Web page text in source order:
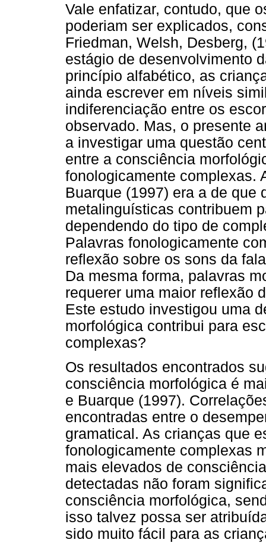
Vale enfatizar, contudo, que
poderiam ser explicados,
Friedman, Welsh, Desberg,
estágio de desenvolvimento
princípio alfabético, as
ainda escrever em níveis
indiferenciação entre os
observado. Mas, o presente
a investigar uma questão
entre a consciência
fonologicamente complexas.
Buarque (1997) era a de que
metalinguísticas contribuem
dependendo do tipo de
Palavras fonologicamente
reflexão sobre os sons da
Da mesma forma, palavras
requerer uma maior reflexão
Este estudo investigou uma
morfológica contribui para
complexas?
Os resultados encontrados
consciência morfológica é
e Buarque (1997).
encontradas entre o
gramatical. As crianças que
fonologicamente complexas
mais elevados de
detectadas não foram
consciência morfológica,
isso talvez possa ser
sido muito fácil para as